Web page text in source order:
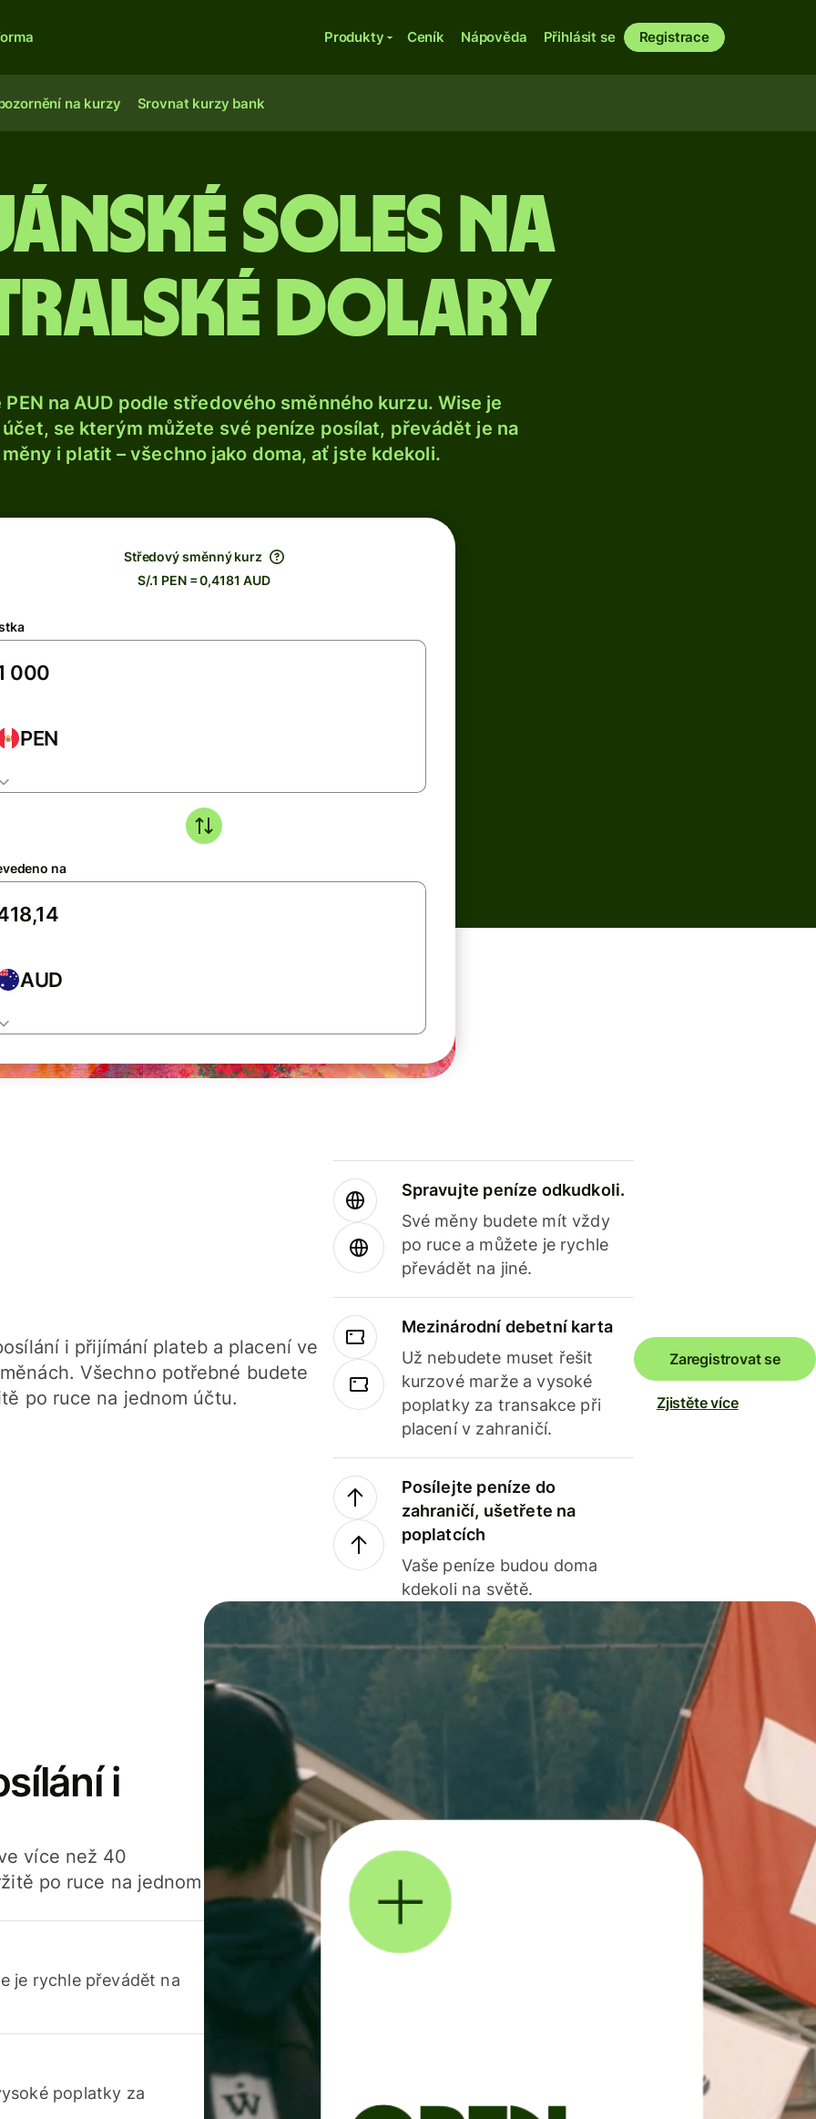
Produkty Ceník Nápověda Přihlásit se Registrace
na kurzy Srovnat kurzy bank
soles na
dolary
na AUD podle středového směnného kurzu. Wise je
se kterým můžete své peníze posílat, převádět je na
i platit – všechno jako doma, ať jste kdekoli.
Středový směnný kurz
S/.1 PEN = 0,4181 AUD
PEN
na
AUD
i přijímání plateb a placení ve
Všechno potřebné budete
po ruce na jednom účtu.
Spravujte peníze odkudkoli.
Své měny budete mít vždy
po ruce a můžete je rychle
převádět na jiné.
Mezinárodní debetní karta
Už nebudete muset řešit
kurzové marže a vysoké
poplatky za transakce při
placení v zahraničí.
Posílejte peníze do
zahraničí, ušetřete na
poplatcích
Vaše peníze budou doma
kdekoli na světě.
Zaregistrovat se
Zjistěte více
i
více než 40
po ruce na jednom
je rychle převádět na
poplatky za